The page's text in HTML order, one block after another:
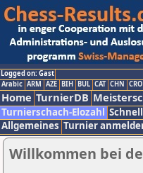
Logged on: Gast
Arabic ARM AZE BIH BUL CAT CHN CRO
Home TurnierDB
Turnierschach-Elozahl
Allgemeines Turnier
Willkommen bei